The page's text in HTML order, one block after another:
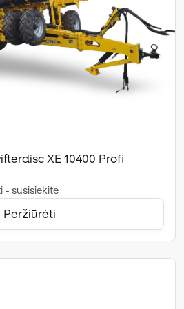
XE 10400 Profi
- susisiekite
Peržiūrėti